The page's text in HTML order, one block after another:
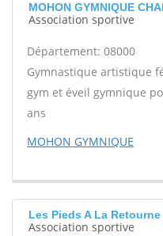
MOHON GYMNIQUE
Association sportive
Département: 08000
Gymnastique artistique
gym et éveil gymnique
ans
MOHON GYMNIQUE
Les Pieds A La
Association sportive